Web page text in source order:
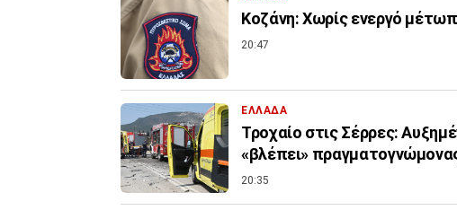
Κοζάνη: Χωρίς ενεργό
20:47
ΕΛΛΑΔΑ
Τροχαίο στις Σέρρες:
«βλέπει»
20:35